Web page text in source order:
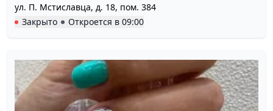
ул. П. Мстиславца, д. 18, пом. 384
Закрыто
Откроется в 09:00